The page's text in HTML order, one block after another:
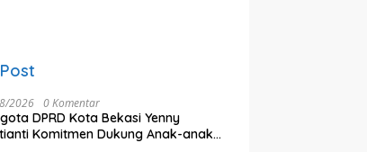
2026 0 Komentar
DPRD Kota Bekasi Yenny
Komitmen Dukung Anak-anak